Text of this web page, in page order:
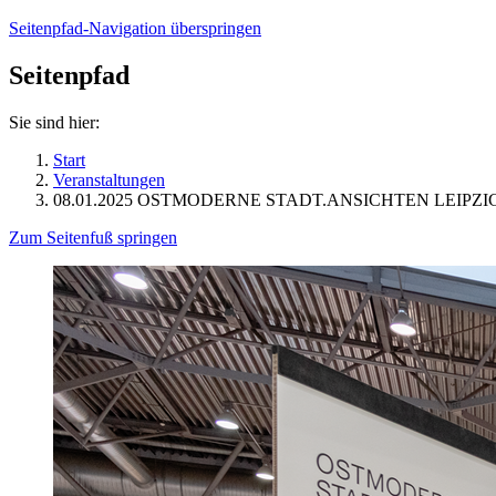
Seitenpfad-Navigation überspringen
Seitenpfad
Sie sind hier:
Start
Veranstaltungen
08.01.2025 OSTMODERNE STADT.ANSICHTEN
Zum Seitenfuß springen